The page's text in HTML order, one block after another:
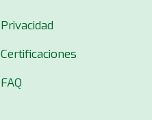
Privacidad
Certificaciones
FAQ